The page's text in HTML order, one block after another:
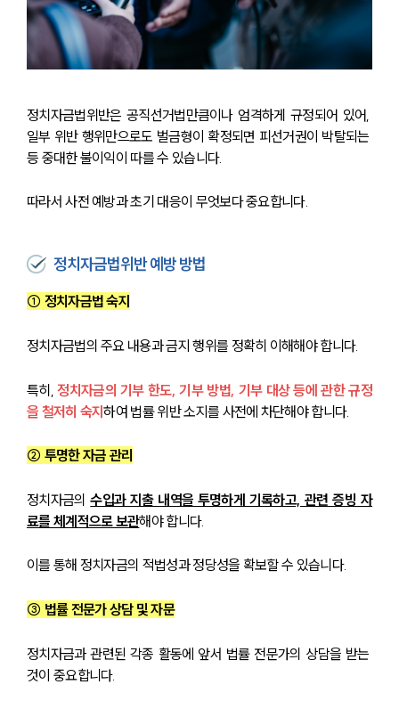
정치자금법위반은 공직선거법만큼이나 엄격하게 규정되어 있어,
일부 위반 행위만으로도 벌금형이 확정되면 피선거권이 박탈되는
등 중대한 불이익이 따를 수 있습니다.
따라서 사전 예방과 초기 대응이 무엇보다 중요합니다.
정치자금법위반 예방 방법
① 정치자금법 숙지
정치자금법의 주요 내용과 금지 행위를 정확히 이해해야 합니다.
특히, 정치자금의 기부 한도, 기부 방법, 기부 대상 등에 관한 규정
을 철저히 숙지하여 법률 위반 소지를 사전에 차단해야 합니다.
② 투명한 자금 관리
정치자금의 수입과 지출 내역을 투명하게 기록하고, 관련 증빙 자
료를 체계적으로 보관해야 합니다.
이를 통해 정치자금의 적법성과 정당성을 확보할 수 있습니다.
③ 법률 전문가 상담 및 자문
정치자금과 관련된 각종 활동에 앞서 법률 전문가의 상담을 받는
것이 중요합니다.